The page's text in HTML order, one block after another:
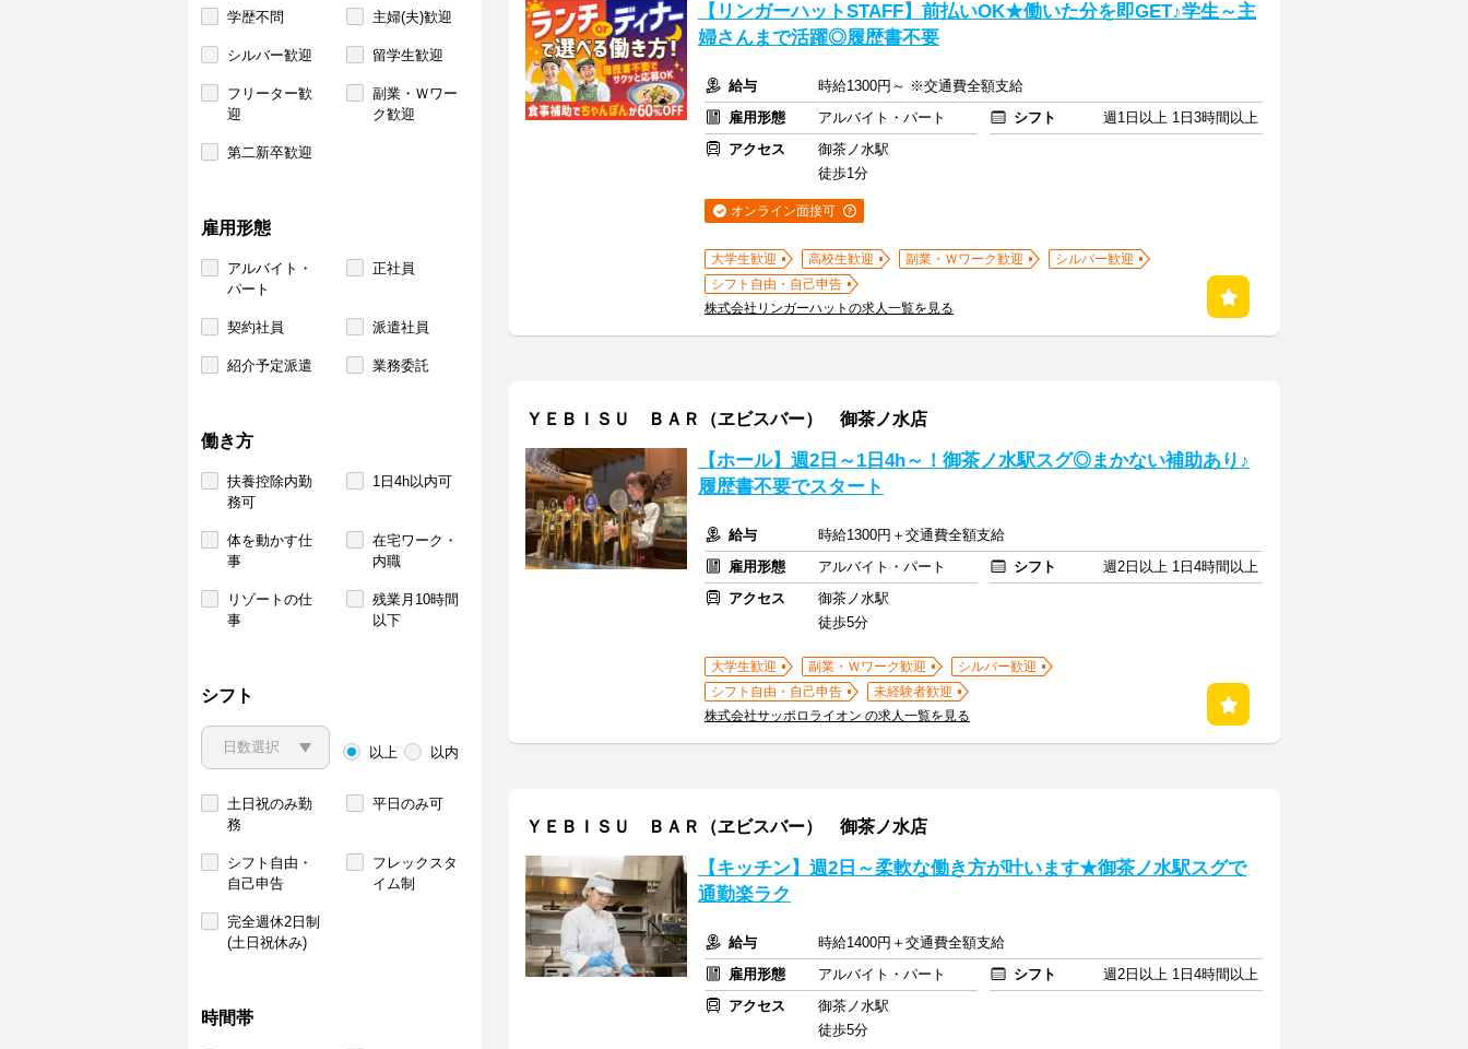
学歴不問 主婦(夫)歓迎
シルバー歓迎 留学生歓迎
フリーター歓
迎
副業・Ｗワー
ク歓迎
第二新卒歓迎
雇用形態
アルバイト・
パート
正社員
契約社員 派遣社員
紹介予定派遣 業務委託
働き方
扶養控除内勤
務可
1日4h以内可
体を動かす仕
事
在宅ワーク・
内職
リゾートの仕
事
残業月10時間
以下
シフト
以上 以内
土日祝のみ勤
務
平日のみ可
シフト自由・
自己申告
フレックスタ
イム制
完全週休2日制
(土日祝休み)
時間帯
【リンガーハットSTAFF】前払いOK★働いた分を即GET♪学生～主
婦さんまで活躍◎履歴書不要
給与
時給1300円～ ※交通費全額支給
雇用形態
アルバイト・パート シフト
週1日以上 1日3時間以上
アクセス
御茶ノ水駅
徒歩1分
オンライン面接可
大学生歓迎 高校生歓迎 副業・Ｗワーク歓迎
シルバー歓迎
シフト自由・自己申告
株式会社リンガーハットの求人一覧を見る
ＹＥＢＩＳＵ ＢＡＲ（ヱビスバー） 御茶ノ水店
【ホール】週2日～1日4h～！御茶ノ水駅スグ◎まかない補助あり♪
履歴書不要でスタート
給与
時給1300円＋交通費全額支給
雇用形態
アルバイト・パート シフト
週2日以上 1日4時間以上
アクセス
御茶ノ水駅
徒歩5分
大学生歓迎 副業・Ｗワーク歓迎
シルバー歓迎
シフト自由・自己申告
未経験者歓迎
株式会社サッポロライオン の求人一覧を見る
ＹＥＢＩＳＵ ＢＡＲ（ヱビスバー） 御茶ノ水店
【キッチン】週2日～柔軟な働き方が叶います★御茶ノ水駅スグで
通勤楽ラク
給与
時給1400円＋交通費全額支給
雇用形態
アルバイト・パート シフト
週2日以上 1日4時間以上
アクセス
御茶ノ水駅
徒歩5分